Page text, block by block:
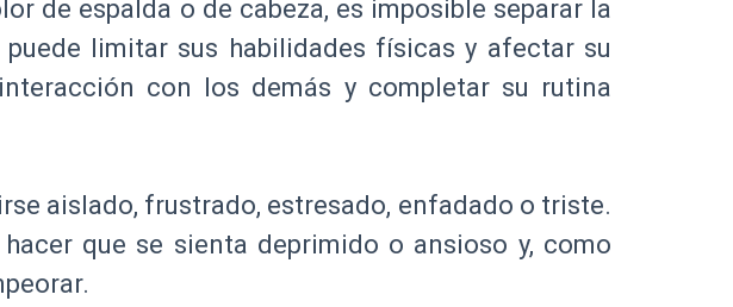
de espalda o de cabeza, es imposible separar la
limitar sus habilidades físicas y afectar su
con los demás y completar su rutina
aislado, frustrado, estresado, enfadado o triste.
que se sienta deprimido o ansioso y, como